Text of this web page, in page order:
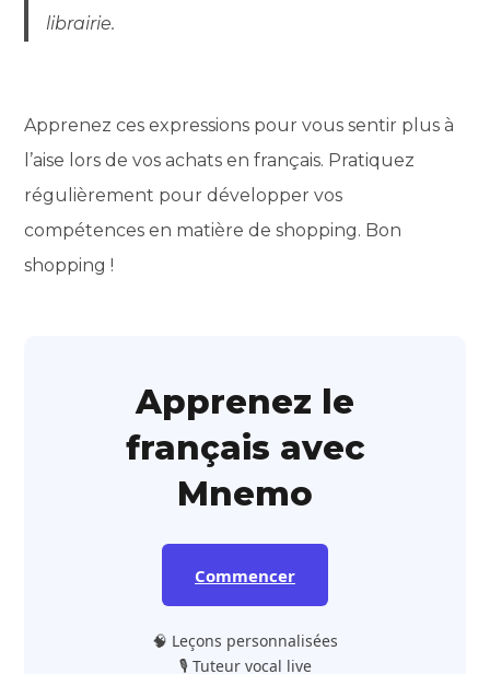
librairie.
Apprenez ces expressions pour vous sentir plus à
l’aise lors de vos achats en français. Pratiquez
régulièrement pour développer vos
compétences en matière de shopping. Bon
shopping !
Apprenez le
français avec
Mnemo
Commencer
🧠 Leçons personnalisées
🎙️ Tuteur vocal live